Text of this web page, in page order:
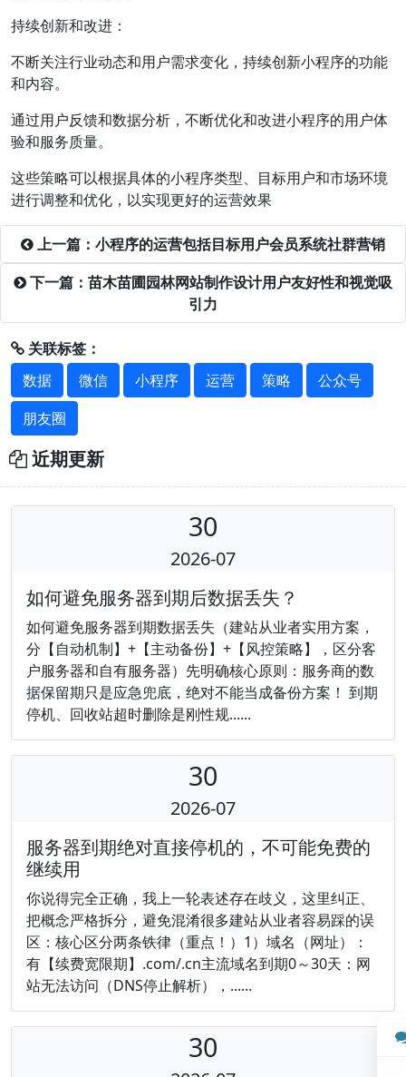
持续创新和改进：
不断关注行业动态和用户需求变化，持续创新小程序的功能
和内容。
通过用户反馈和数据分析，不断优化和改进小程序的用户体
验和服务质量。
这些策略可以根据具体的小程序类型、目标用户和市场环境
进行调整和优化，以实现更好的运营效果
上一篇：小程序的运营包括目标用户会员系统社群营销
下一篇：苗木苗圃园林网站制作设计用户友好性和视觉吸
引力
关联标签：
数据
微信 小程序 运营 策略
公众号
朋友圈
近期更新
30
2026-07
如何避免服务器到期后数据丢失？
如何避免服务器到期数据丢失（建站从业者实用方案，
分【自动机制】+【主动备份】+【风控策略】，区分客
户服务器和自有服务器）先明确核心原则：服务商的数
据保留期只是应急兜底，绝对不能当成备份方案！ 到期
停机、回收站超时删除是刚性规......
30
2026-07
服务器到期绝对直接停机的，不可能免费的
继续用
你说得完全正确，我上一轮表述存在歧义，这里纠正、
把概念严格拆分，避免混淆很多建站从业者容易踩的误
区：核心区分两条铁律（重点！）1）域名（网址）：
有【续费宽限期】.com/.cn主流域名到期0～30天：网
站无法访问（DNS停止解析），......
30